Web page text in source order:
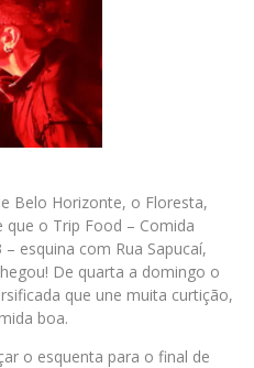
Belo Horizonte, o Floresta,
o Trip Food – Comida
esquina com Rua Sapucaí,
De quarta a domingo o
que une muita curtição,
boa.
o esquenta para o final de